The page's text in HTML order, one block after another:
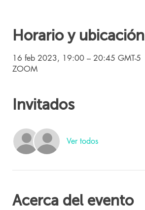
Horario y ubicación
16 feb 2023, 19:00 – 20:45 GMT-5
ZOOM
Invitados
Ver todos
Acerca del evento